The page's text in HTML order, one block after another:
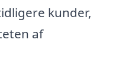
kunder,
af